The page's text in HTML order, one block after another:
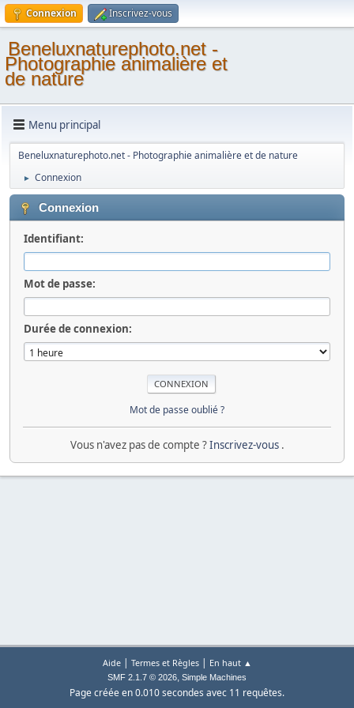
Connexion Inscrivez-vous
Beneluxnaturephoto.net -
Photographie animalière et
de nature
Menu principal
Beneluxnaturephoto.net - Photographie animalière et de nature
► Connexion
Connexion
Identifiant:
Mot de passe:
Durée de connexion:
Mot de passe oublié ?
Vous n'avez pas de compte ?Inscrivez-vous .
Aide| Termes et Règles| En haut ▲
SMF 2.1.7 © 2026, Simple Machines
Page créée en 0.010 secondes avec 11 requêtes.